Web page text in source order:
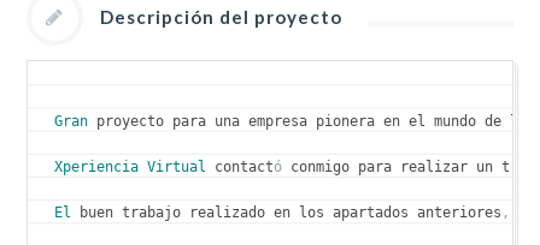
Descripción del proyecto
Gran proyecto para una empresa pionera en el mundo de
Xperiencia Virtual contactó conmigo para realizar un
El buen trabajo realizado en los apartados anteriores ,